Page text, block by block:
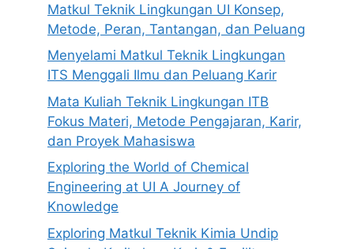
Matkul Teknik Lingkungan UI Konsep,
Metode, Peran, Tantangan, dan Peluang
Menyelami Matkul Teknik Lingkungan
ITS Menggali Ilmu dan Peluang Karir
Mata Kuliah Teknik Lingkungan ITB
Fokus Materi, Metode Pengajaran, Karir,
dan Proyek Mahasiswa
Exploring the World of Chemical
Engineering at UI A Journey of
Knowledge
Exploring Matkul Teknik Kimia Undip